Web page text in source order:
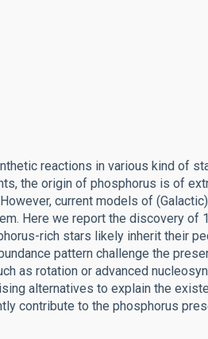
reactions in various kind of
the origin of phosphorus is of
current models of
Here we report the discovery of
rich stars likely inherit their
pattern challenge the
as rotation or advanced
alternatives to explain the
contribute to the phosphorus